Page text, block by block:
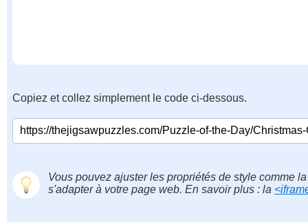
Copiez et collez simplement le code ci-dessous.
Vous pouvez ajuster les propriétés de style comme
s'adapter à votre page web. En savoir plus : la